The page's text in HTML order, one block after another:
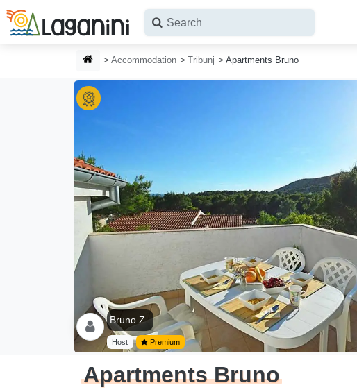
Skip to main content
HOMEPAGE
Accommodation Tribunj Apartments Bruno
Bruno Z .
Host Premium
Apartments Bruno